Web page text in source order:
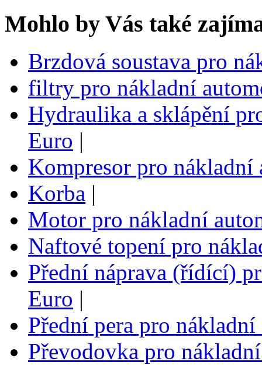
Mohlo by Vás také
Brzdová soustava pro
filtry pro nákladní
Hydraulika a sklápění
Euro |
Kompresor pro
Korba |
Motor pro nákladní
Naftové topení pro
Přední náprava (řídící)
Euro |
Přední pera pro
Převodovka pro